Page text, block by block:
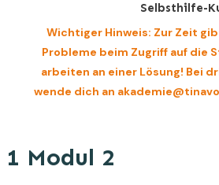
Selbsthilfe-
Wichtiger Hinweis: Zur Zeit
Probleme beim Zugriff auf die
arbeiten an einer Lösung! Bei
wende dich an
1 Modul 2